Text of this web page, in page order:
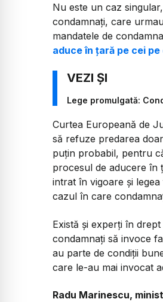
Nu este un caz
condamnați, care
mandatele de
aduce în țară pe cei
Lege promulgată:
Curtea Europeană de
să refuze predarea
puțin probabil, pentru
procesul de aducere în
intrat în vigoare și
cazul în care
Există și experți în
condamnați să invoce
au parte de condiții
care le-au mai invocat
Radu Marinescu,